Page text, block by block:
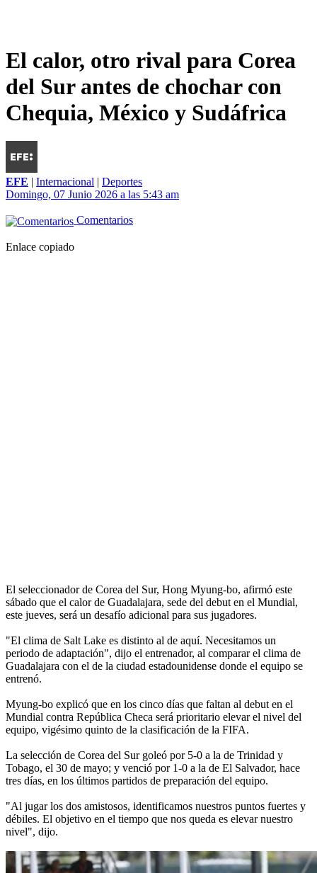
El calor, otro rival para Corea
del Sur antes de chochar con
Chequia, México y Sudáfrica
EFE | Internacional | Deportes
Domingo, 07 Junio 2026 a las 5:43 am
Comentarios
Enlace copiado
El seleccionador de Corea del Sur, Hong Myung-bo, afirmó este
sábado que el calor de Guadalajara, sede del debut en el Mundial,
este jueves, será un desafío adicional para sus jugadores.
"El clima de Salt Lake es distinto al de aquí. Necesitamos un
periodo de adaptación", dijo el entrenador, al comparar el clima de
Guadalajara con el de la ciudad estadounidense donde el equipo se
entrenó.
Myung-bo explicó que en los cinco días que faltan al debut en el
Mundial contra República Checa será prioritario elevar el nivel del
equipo, vigésimo quinto de la clasificación de la FIFA.
La selección de Corea del Sur goleó por 5-0 a la de Trinidad y
Tobago, el 30 de mayo; y venció por 1-0 a la de El Salvador, hace
tres días, en los últimos partidos de preparación del equipo.
"Al jugar los dos amistosos, identificamos nuestros puntos fuertes y
débiles. El objetivo en el tiempo que nos queda es elevar nuestro
nivel", dijo.